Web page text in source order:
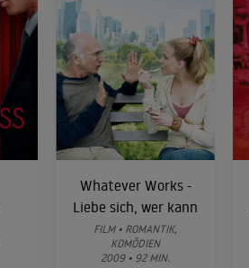
Whatever Works -
Liebe sich, wer kann
FILM • ROMANTIK,
KOMÖDIEN
2009 • 92 MIN.